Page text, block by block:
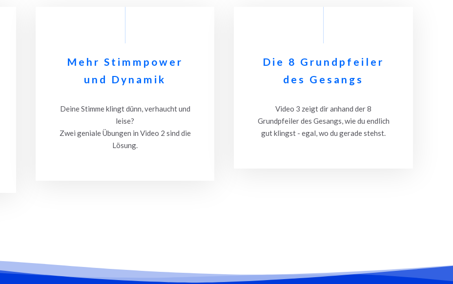
Mehr Stimmpower
und Dynamik
Deine Stimme klingt dünn, verhaucht und
leise?
Zwei geniale Übungen in Video 2 sind die
Lösung.
Die 8 Grundpfeiler
des Gesangs
Video 3 zeigt dir anhand der 8
Grundpfeiler des Gesangs, wie du endlich
gut klingst - egal, wo du gerade stehst.